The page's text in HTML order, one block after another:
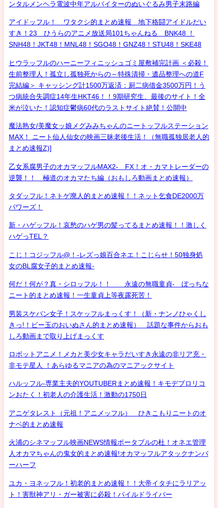
ンタルメンヘラ電波中年アルバイターのぬいぐるみ男子末路編
アイドッフル！ ワタクシ的まとめ速報 地下格闘アイドルだい
すき！23 ひうらのアニメ放送局101ちゃんねる BNK48 ！
SNH48！JKT48！MNL48！SGO48！GNZ48！STU48！SKE48
ヒウラッフルのハーニーフィニッシュゴミ屋敷補完計画 ＜必殺！
生前整理人！孤立し孤独死からの～特殊清掃・遺品整理への道F
完結編＞ キャッシング計1500万返済：厨二病借金3500万円！う
つ病統合失調症14年生HKT46！！9期研究生、最後のサイト！全
米が泣いた！認知症鬱病60代のラストサイト絶賛！公開中
魔法熟女/美魔女ッ娘メグみみちゃんのニートッフルステーション
MAX！ ニート仙人仙女の映画三昧老後生活！（無職孤独居老人的
まとめ速報Z)]
乙女系腐男子のオカマッフルMAX2- FX！オ・カマトレーダーの
逆襲！！ 極道のオカマたち編（おもしろ動画まとめ速報）
タダッフル！ネトゲ廃人的まとめ速報！！ネット乞食DE2000万
パワーズ！
新・ハゲッフル！哀愁のハゲ男の髪ってるまとめ速報！！激しく
ハゲっTEL？
こじ！コジッフル@！-レズっ娘百合ネエ！こじらせ！50独身処
女のBL腐女子的まとめ速報-
何だ！何が？真・シロッフル！！ 永遠の無職童貞- ぼっちな
ニート的まとめ速報！一生童貞上等夜露死苦！
男装スケバン女子！スケッフルまっくす！（新・ナンノひゃくし
きっ!！ビー玉のおいぬさん的まとめ速報） 話題な事件からおも
しろ動画まで取り上げまっくす
ロボットアニメ！メカと美少女キャラだいすき永遠の非リア充・
非モテ星人 ！あらゆるマニアの為のマニアックサイト
ハルッフル-専業主夫的YOUTUBERまとめ速報！キモデブロリコ
ンおたく！初老人の介護生活！激動の1750日
アニゲタレスト（元祖！アニメッフル） ひきこもりニートのオ
ナベ的まとめ速報
火浦のシネマッフル映画NEWS情報ポータブルの杜！オネエ管理
人オカマちゃんの鬼女的まとめ速報!オカマッフルアタックナンバ
ーハーフ
ユカ・ヨネッフル！初老的まとめ速報！！大帝イタチにラリアッ
ト！害獣神アリ・ガー被害に必殺！パイルドライバー